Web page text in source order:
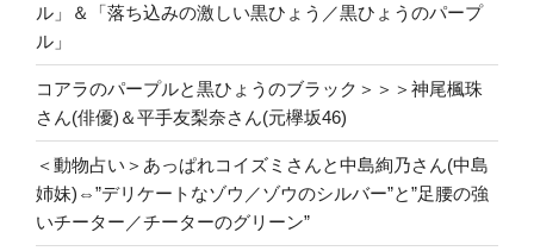
ル」＆「落ち込みの激しい黒ひょう／黒ひょうのパープ
ル」
コアラのパープルと黒ひょうのブラック＞＞＞神尾楓珠
さん(俳優)＆平手友梨奈さん(元欅坂46)
＜動物占い＞あっぱれコイズミさんと中島絢乃さん(中島
姉妹)⇔”デリケートなゾウ／ゾウのシルバー”と”足腰の強
いチーター／チーターのグリーン”